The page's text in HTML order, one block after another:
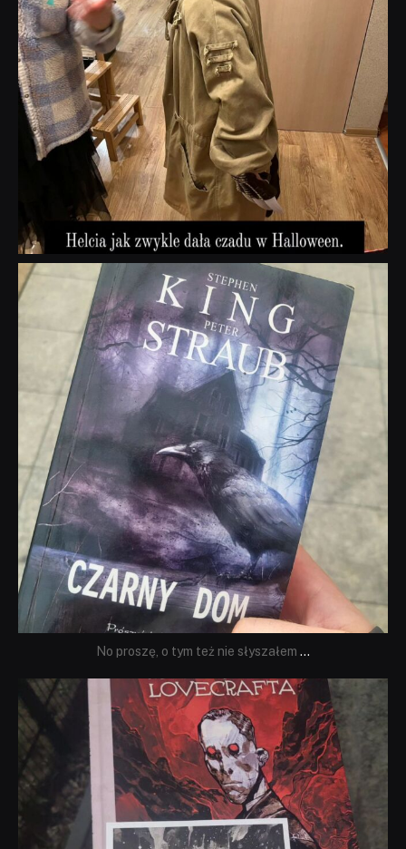
dobryhorror
Wrz 23
No proszę, o tym też nie słyszałem ...
dobryhorror
Wrz 19